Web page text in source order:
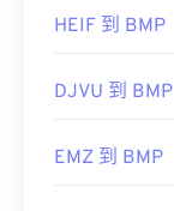
HEIF 到 BMP
DJVU 到 BMP
EMZ 到 BMP